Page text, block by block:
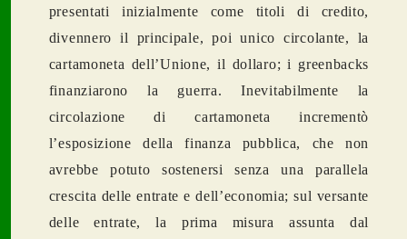
presentati inizialmente come titoli di credito,
divennero il principale, poi unico circolante, la
cartamoneta dell’Unione, il dollaro; i greenbacks
finanziarono la guerra. Inevitabilmente la
circolazione di cartamoneta incrementò
l’esposizione della finanza pubblica, che non
avrebbe potuto sostenersi senza una parallela
crescita delle entrate e dell’economia; sul versante
delle entrate, la prima misura assunta dal